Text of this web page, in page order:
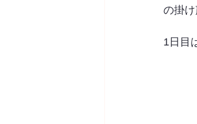
の掛け
1日目